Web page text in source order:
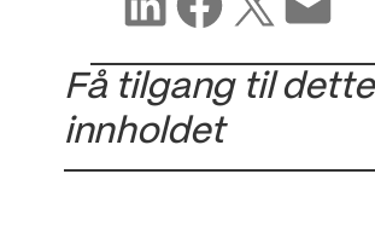
Få tilgang til dette
innholdet